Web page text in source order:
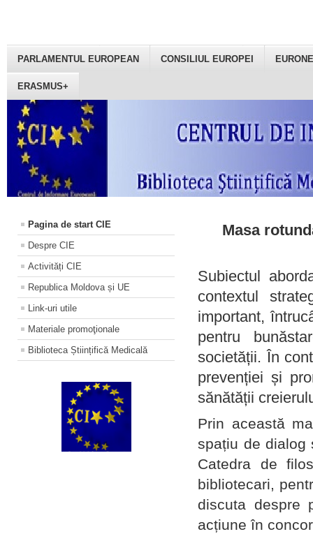
PARLAMENTUL EUROPEAN CONSILIUL EUROPEI
ERASMUS+
Pagina de start CIE
Despre CIE
Activități CIE
Republica Moldova și UE
Link-uri utile
Materiale promoţionale
Biblioteca Științifică Medicală
Masa
Subiectul
contextul
important,
pentru
societății. În
prevenției și
sănătății
Prin această
spațiu de dialog
Catedra de
bibliotecari,
discuta despre
acțiune în